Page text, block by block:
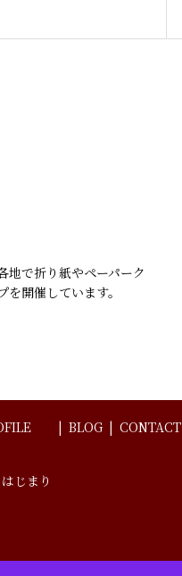
地で折り紙やペーパーク
開催しています。
じまり
BLOG CONTACT